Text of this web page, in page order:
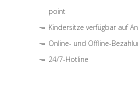
point
Kindersitze verfügbar auf
Online- und Offline-
24/7-Hotline